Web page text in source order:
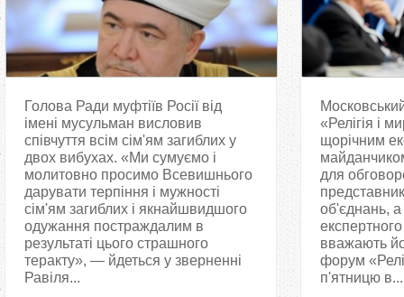
Голова Ради муфтіїв Росії від
імені мусульман висловив
співчуття всім сім'ям загиблих у
двох вибухах. «Ми сумуємо і
молитовно просимо Всевишнього
дарувати терпіння і мужності
сім'ям загиблих і якнайшвидшого
одужання постраждалим в
результаті цього страшного
теракту», — йдеться у зверненні
Равіля...
«Релігія і
щорічним
для
об'єднань, а
вважають
форум
п'ятницю в...